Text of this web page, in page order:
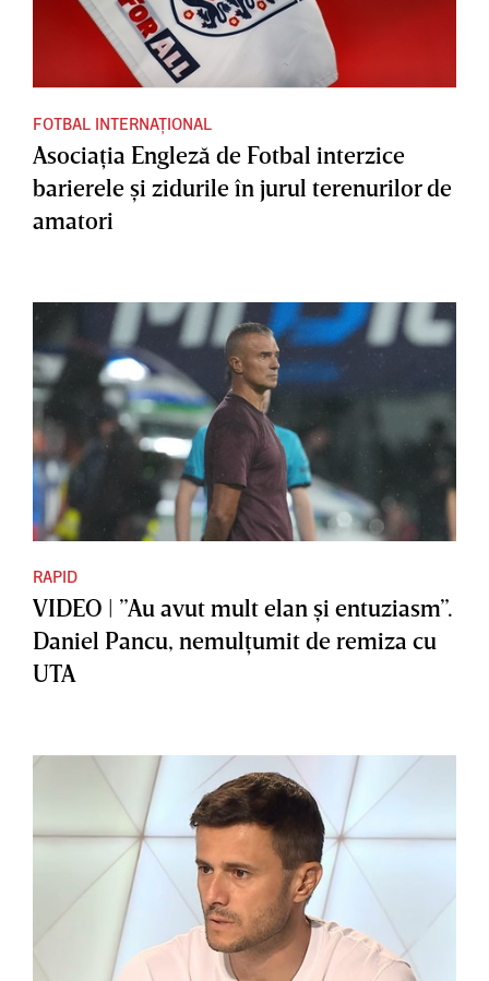
FOTBAL INTERNAȚIONAL
Asociaţia Engleză de Fotbal interzice
barierele şi zidurile în jurul terenurilor de
amatori
RAPID
VIDEO | ”Au avut mult elan şi entuziasm”.
Daniel Pancu, nemulţumit de remiza cu
UTA